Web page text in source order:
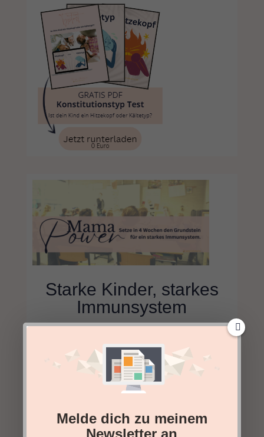
Starke Kinder, starkes
Immunsystem
Erwecke deine MamaSuperpowerund
stärke deine Kindermit dem Wissen aus
der TCM - traditionellen chinesischen
Medizin und der Aromatherapie, damit sie
nicht mehr ständig krank
kommen. Mache den ersten Schritt und
Melde dich zu meinem
Newsletter an